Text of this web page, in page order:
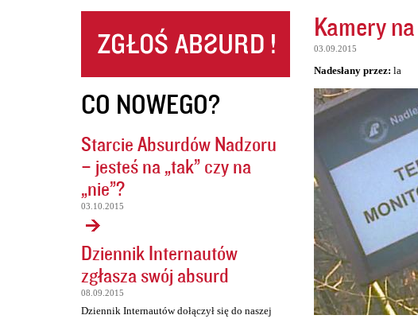
CO NOWEGO?
Starcie Absurdów Nadzoru
– jesteś na „tak” czy na
„nie”?
03.10.2015
Dziennik Internautów
zgłasza swój absurd
08.09.2015
Dziennik Internautów dołączył się do naszej
Kamery
03.09.2015
Nadesłany przez: la